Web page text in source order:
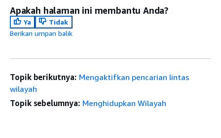
Apakah halaman ini membantu Anda?
Ya
Tidak
Berikan umpan balik
Topik berikutnya: Mengaktifkan pencarian lintas
wilayah
Topik sebelumnya: Menghidupkan Wilayah